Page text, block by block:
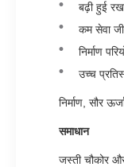
बढ़ी हुई
कम सेवा
निर्माण
उच्च
निर्माण, सौर
समाधान
जस्ती चौकोर